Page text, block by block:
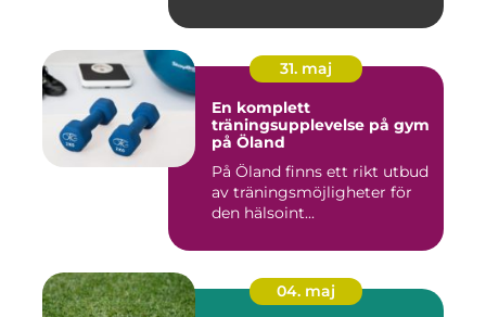
31. maj
En komplett
träningsupplevelse på gym
på Öland
På Öland finns ett rikt utbud
av träningsmöjligheter för
den hälsoint...
04. maj